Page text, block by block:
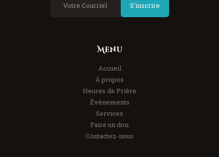
S'inscrire
Menu
Accueil
À propos
Heures de Prière
Événements
Services
Faire un don
Contactez-nous